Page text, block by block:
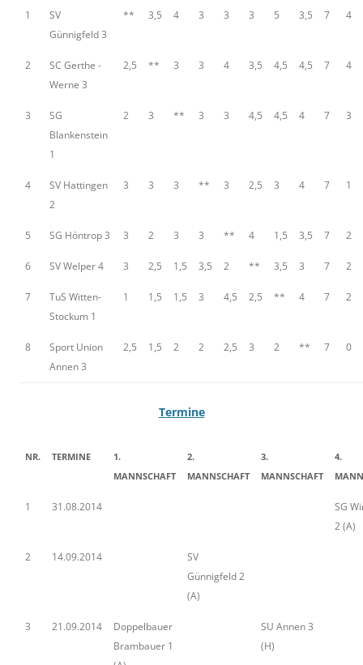
1
SV
Günnigfeld 3
** 3,5 4 3 3 3 5 3,5 7 4
2
SC Gerthe -
Werne 3
2,5 ** 3 3 4 3,5 4,5 4,5 7 4
3
SG
Blankenstein
1
2 3 ** 3 3 4,5 4,5 4 7 3
4
SV Hattingen
2
3 3 3 ** 3 2,5 3 4 7 1
5 SG Höntrop 3 3 2 3 3 ** 4 1,5 3,5 7 2
6 SV Welper 4 3 2,5 1,5 3,5 2 ** 3,5 3 7 2
7
TuS Witten-
Stockum 1
1 1,5 1,5 3 4,5 2,5 ** 4 7 2
8
Sport Union
Annen 3
2,5 1,5 2 2 2,5 3 2 ** 7 0
Termine
NR. TERMINE
1.
MANNSCHAFT
2.
MANNSCHAFT
3.
MANNSCHAFT
4.
1 31.08.2014
SG
2 (A)
2 14.09.2014
SV
Günnigfeld 2
(A)
3 21.09.2014
Doppelbauer
Brambauer 1
SU Annen 3
(H)